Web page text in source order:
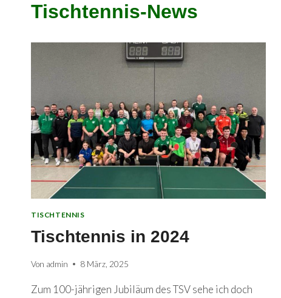
Tischtennis-News
TISCHTENNIS
Tischtennis in 2024
Von admin 8 März, 2025
Zum 100-jährigen Jubiläum des TSV sehe ich doch